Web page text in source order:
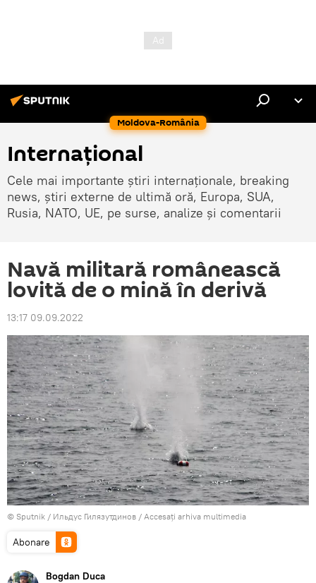
Moldova-România
Internaţional
Cele mai importante știri internaționale, breaking
news, știri externe de ultimă oră, Europa, SUA,
Rusia, NATO, UE, pe surse, analize și comentarii
Navă militară românească
lovită de o mină în derivă
13:17 09.09.2022
© Sputnik / Ильдус Гилязутдинов / Accesați arhiva multimedia
Abonare
Bogdan Duca